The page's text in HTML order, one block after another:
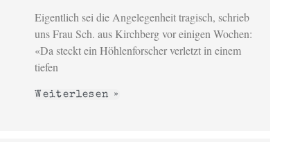
Eigentlich sei die Angelegenheit tragisch, schrieb
uns Frau Sch. aus Kirchberg vor einigen Wochen:
«Da steckt ein Höhlenforscher verletzt in einem
tiefen
Weiterlesen »